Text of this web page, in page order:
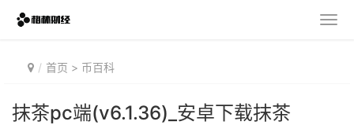
首页 > 币百科
抹茶pc端(v6.1.36)_安卓下载抹茶